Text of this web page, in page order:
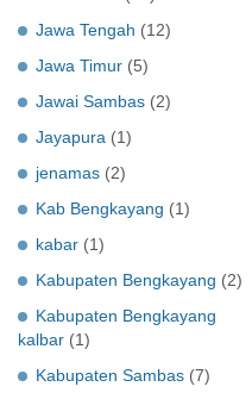
Jawa Tengah (12)
Jawa Timur (5)
Jawai Sambas (2)
Jayapura (1)
jenamas (2)
Kab Bengkayang (1)
kabar (1)
Kabupaten Bengkayang (2)
Kabupaten Bengkayang
kalbar (1)
Kabupaten Sambas (7)